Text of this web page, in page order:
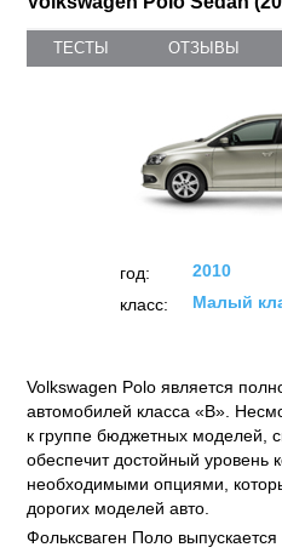
ТЕСТЫ ОТЗЫВЫ
год:
2010
класс:
Малый
Volkswagen Polo является
автомобилей класса «В».
к группе бюджетных моделей,
обеспечит достойный уровень
необходимыми опциями,
дорогих моделей авто.
Фольксваген Поло выпускается